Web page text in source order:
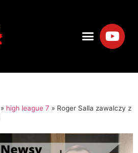
» high league 7 » Roger Salla zawalczy z